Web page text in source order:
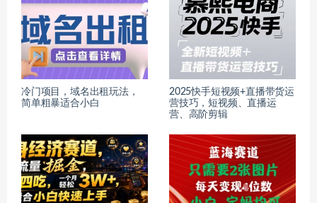
冷门项目，域名出租玩法，
简单粗暴适合小白
2025快手短视频+直播带货运
营技巧，​短视频、直播运
营、高阶剪辑